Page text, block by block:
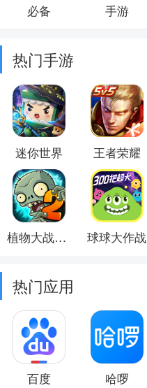
必备 手游
热门手游
迷你世界 王者荣耀
植物大战僵尸2 球球大作战
热门应用
百度 哈啰